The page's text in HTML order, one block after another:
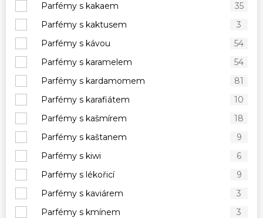
Parfémy s kakaem
35
Parfémy s kaktusem
3
Parfémy s kávou
54
Parfémy s karamelem
54
Parfémy s kardamomem
81
Parfémy s karafiátem
10
Parfémy s kašmírem
18
Parfémy s kaštanem
9
Parfémy s kiwi
6
Parfémy s lékořicí
9
Parfémy s kaviárem
3
Parfémy s kmínem
3